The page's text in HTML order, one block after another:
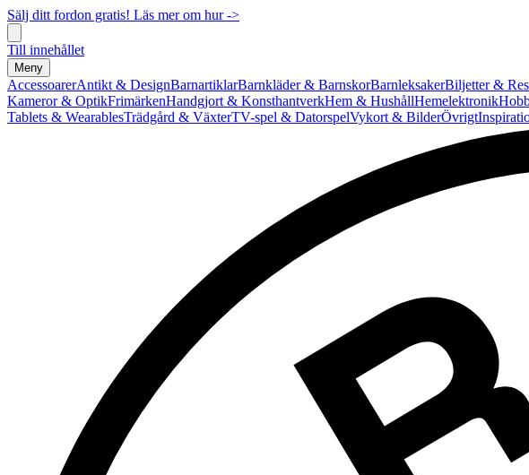
Sälj ditt fordon gratis! Läs mer om hur ->
Till innehållet
Meny
AccessoarerAntikt & DesignBarnartiklarBarnkläder & BarnskorBarnleksakerBiljetter &
Kameror & OptikFrimärkenHandgjort & KonsthantverkHem & HushållHemelektronik
Tablets & WearablesTrädgård & VäxterTV-spel & DatorspelVykort & BilderÖvrigt